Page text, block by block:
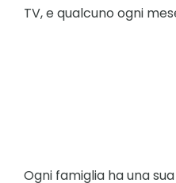
TV, e qualcuno ogni
Ogni famiglia ha una